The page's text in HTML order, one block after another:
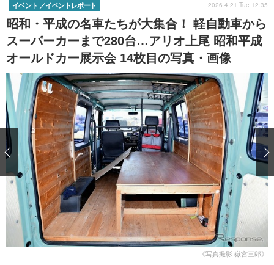
東海 関西
中国 四国
九州 沖縄
注目の記事
ショップレポート 愛車 File
自動車豆知識 ストップ！不具合修理＆粗悪修理
鈑金・塗装
ディテイリング
ディテイリング 洗車
ヘッドライト磨き コーティング
フィルム・ラッピング
鈑金・塗装
小キズ直し 防錆
特集記事
ストップ 不具合修理＆粗悪修理
カーメーカー「旧車」関連プロジェ
クト
ショップ紹介
ショップレポート プロショップ検索
レストア
昭和・平成の名車たちが大集合！ 軽自動車から
スーパーカーまで280台…アリオ上尾 昭和平成
オールドカー展示会 14枚目の写真・画像
イベント イベントレポート 2026.4.21 Tue 12:35
《写真撮影 嶽宮三郎》